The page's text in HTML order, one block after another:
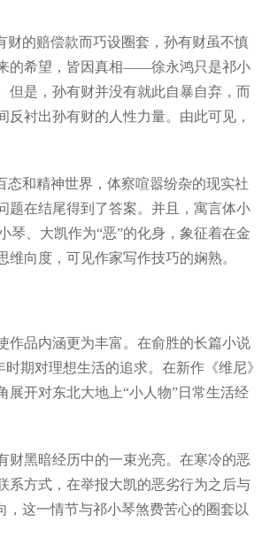
的赔偿款而巧设圈套，孙有财虽不慎
的希望，皆因真相——徐永鸿只是祁小
但是，孙有财并没有就此自暴自弃，而
衬出孙有财的人性力量。由此可见，
和精神世界，体察喧嚣纷杂的现实社
题在结尾得到了答案。并且，寓言体小
琴、大凯作为“恶”的化身，象征着在金
向度，可见作家写作技巧的娴熟。
品内涵更为丰富。在俞胜的长篇小说
期对理想生活的追求。在新作《维尼》
开对东北大地上“小人物”日常生活经
黑暗经历中的一束光亮。在寒冷的恶
系方式，在举报大凯的恶劣行为之后与
这一情节与祁小琴煞费苦心的圈套以